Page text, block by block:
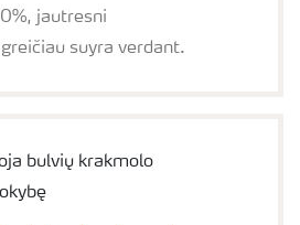
jautresni
suyra verdant.